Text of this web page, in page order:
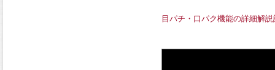
目パチ・口パク機能の詳細解